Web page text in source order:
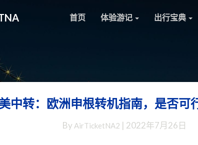
首页 体验游记 出行宝典
赴
中
中转：欧洲申根转机指南，是否可
By AirTicketNA2 2022年7月26日